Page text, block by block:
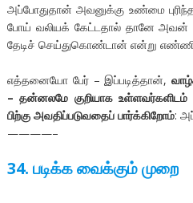
அப்போதுதான் அவனுக்கு உண்மை
போய் வலியக் கேட்டதால் தானே அவன்
தேடிச் செய்துகொண்டான் என்று
எத்தனையோ பேர் – இப்படித்தான்,
– தன்னலமே குறியாக
பிற்கு அவதிப்படுவதைப் பார்க்கிறோம்:
————–
34. படிக்கவைக்கும்முறை